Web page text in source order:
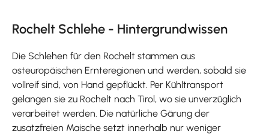
Rochelt Schlehe - Hintergrundwissen
Die Schlehen für den Rochelt stammen aus
osteuropäischen Ernteregionen und werden, sobald sie
vollreif sind, von Hand gepflückt. Per Kühltransport
gelangen sie zu Rochelt nach Tirol, wo sie unverzüglich
verarbeitet werden. Die natürliche Gärung der
zusatzfreien Maische setzt innerhalb nur weniger